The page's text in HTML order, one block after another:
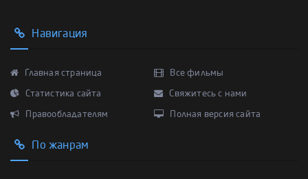
Навигация
Главная страница Все фильмы
Статистика сайта Свяжитесь с нами
Правообладателям Полная версия сайта
По жанрам